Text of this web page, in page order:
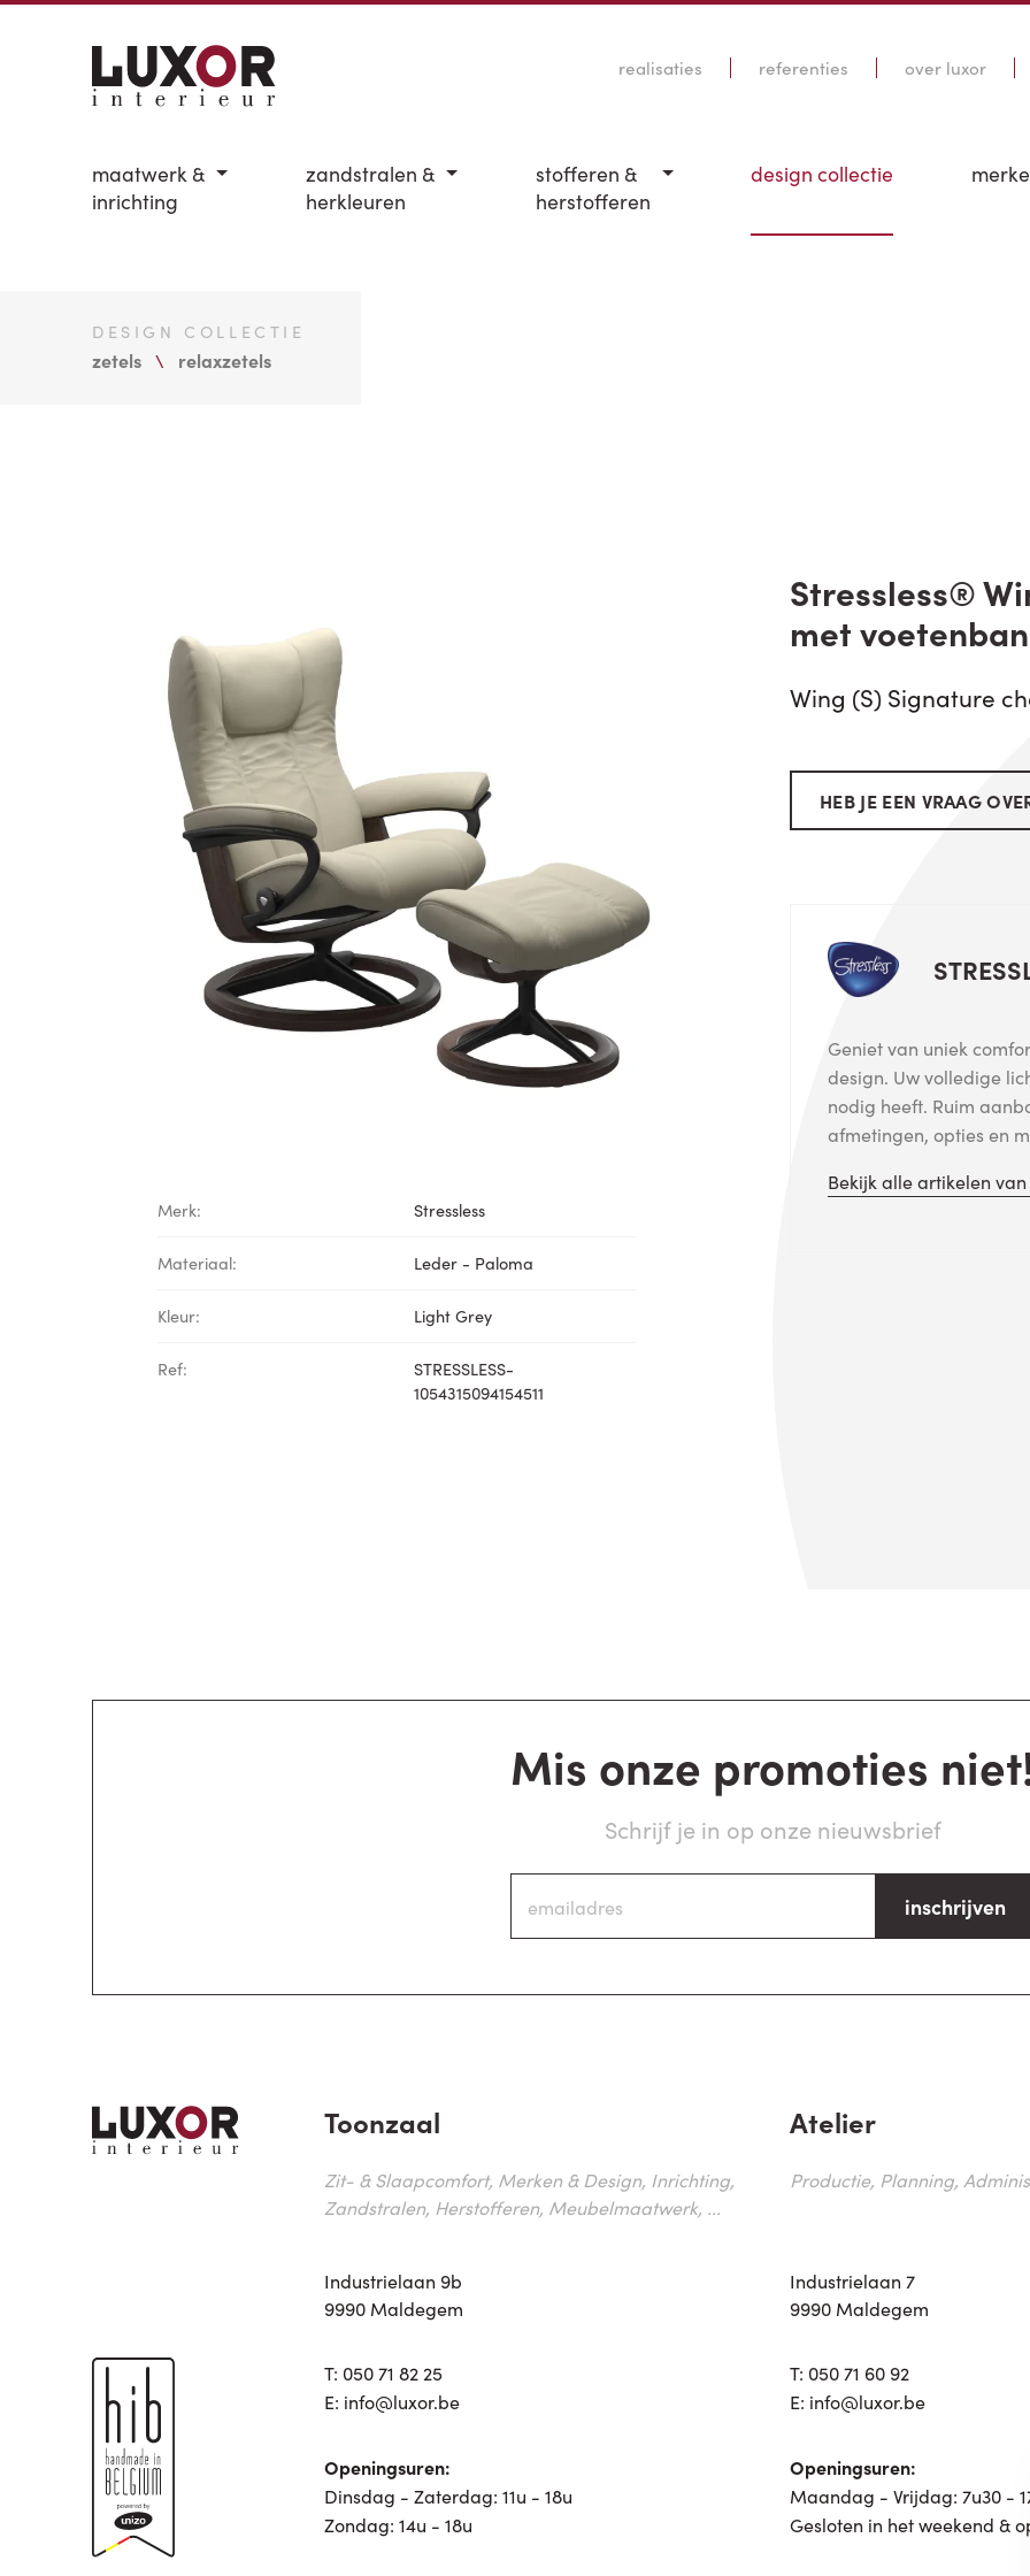
realisaties referenties over luxor
maatwerk &
inrichting
zandstralen &
herkleuren
stofferen &
herstofferen
design collectie
DESIGN COLLECTIE
zetels relaxzetels
Merk: Stressless
Materiaal: Leder - Paloma
Kleur: Light Grey
Ref:
STRESSLESS-
1054315094154511
Stressless®
met
Wing (S) Signature
HEB JE EEN VRAAG
Geniet van uniek
design. Uw volledige
nodig heeft. Ruim
afmetingen, opties en
Bekijk alle artikelen van
Mis onze promoties
Schrijf je in op onze nieuwsbrief
inschrijven
Toonzaal
Zit- & Slaapcomfort, Merken & Design, Inrichting,
Zandstralen, Herstofferen, Meubelmaatwerk, ...
Industrielaan 9b
9990 Maldegem
T: 050 71 82 25
E: info@luxor.be
Openingsuren:
Dinsdag - Zaterdag: 11u - 18u
Zondag: 14u - 18u
Atelier
Productie, Planning,
Industrielaan 7
9990 Maldegem
T: 050 71 60 92
E: info@luxor.be
Openingsuren:
Maandag - Vrijdag: 7u30 -
Gesloten in het weekend &